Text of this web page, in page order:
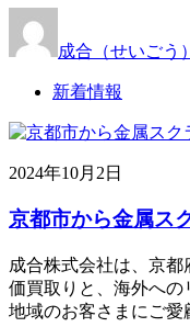
成合（せいごう
新着情報
2024年10月2日
京都市から金属ス
成合株式会社は、京
価買取りと、海外への
地域のお客さまにご